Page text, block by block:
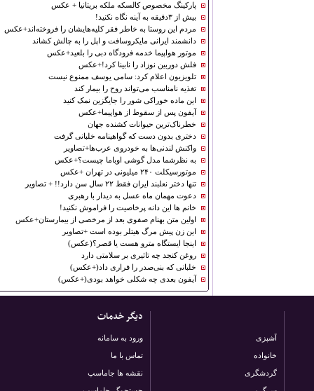
پارکینگ مخصوص کالسکه ملکه بریتانیا + عکس
بیش از ۳دقیقه به آینه نگاه نکنید!
مردم این روستا به خاطر فقر کلیه‌هایشان را فروخته‌اند+عکس
دانشمند ایرانی مایکروسافت و اپل را به چالش کشاند
موتور هواپیما خدمه فرودگاه دبی را بلعید+عکس
فلش دوربین نوزاد را نابینا کرد!+عکس
تلویزیون اعلام کرد: سامی یوسف ممنوع نیست
تغذیه نامناسب می‌تواند روح را بیمار کند
این ماده خوراکی شور را جایگزین نمک کنید
آیفون پس از سقوط از هواپیما+عکس
خطرناک‌ترین حیوانات کشنده جهان
دختری بدون دست که گواهینامه خلبانی گرفت
واکنش ‌لندنی‌ها به ‌خودروی عرب‌ها+تصاویر
به نظرشما مدل گوشی اوباما چیست؟+عکس
موتورسیکلت ۲۴۰ میلیونی در تهران +عکس
تنها دختر نعلبند ایران فقط ۲۲ سال سن دارد!! + تصاویر
دعوت مهمان ماه عسل به دیدار با رهبری
خانم ها این دانه پرخاصیت را فراموش نکنید!
اولین متن بهنام صفوی بعد از مرخصی از بیمارستان+عکس
این زن پیش مرگ هیتلر بوده است +تصاویر
اینجا ایستگاه مترو هست یا قصر؟(عکس)
روغن کنجد چه تاثیری بر سلامتی دارد
خلبانی كه بنی‌صدر را فراری داد(+عكس)
آیفون بعدی چه شكلی خواهد بودى(+عكس)
آشپزی
خانواده
گردشگری
دیگر خدمات
ورود به سامانه
تماس با ما
نقشه ها جاماسپ